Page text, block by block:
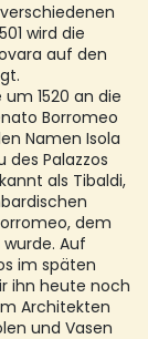
wird die
auf den
1520 an die
Borromeo
Namen Isola
des Palazzos
als Tibaldi,
dem
Auf
im späten
ihn heute noch
Architekten
und Vasen